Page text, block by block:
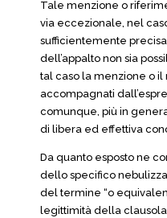
Tale menzione o
via eccezionale, nel
sufficientemente
dell’appalto non sia
tal caso la menzione o il
accompagnati
comunque, più in
di libera ed effettiva
Da quanto esposto ne
dello specifico
del termine “o
legittimità della